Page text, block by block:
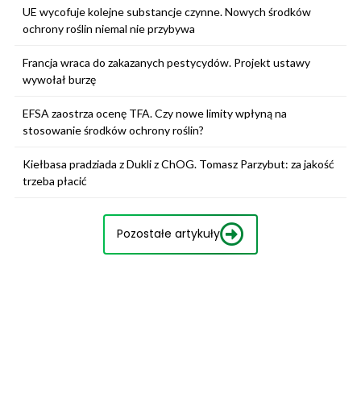
UE wycofuje kolejne substancje czynne. Nowych środków
ochrony roślin niemal nie przybywa
Francja wraca do zakazanych pestycydów. Projekt ustawy
wywołał burzę
EFSA zaostrza ocenę TFA. Czy nowe limity wpłyną na
stosowanie środków ochrony roślin?
Kiełbasa pradziada z Dukli z ChOG. Tomasz Parzybut: za jakość
trzeba płacić
Pozostałe artykuły